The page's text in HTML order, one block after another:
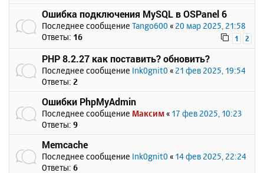
Ошибка подключения MySQL в OSPanel 6
Последнее сообщение Tango600 « 20 мар 2025, 21:58
Ответы: 16 1 2
PHP 8.2.27 как поставить? обновить?
Последнее сообщение Ink0gnit0 « 21 фев 2025, 19:54
Ответы: 2
Ошибки PhpMyAdmin
Последнее сообщение Максим « 17 фев 2025, 10:23
Ответы: 9
Memcache
Последнее сообщение Ink0gnit0 « 14 фев 2025, 22:24
Ответы: 6